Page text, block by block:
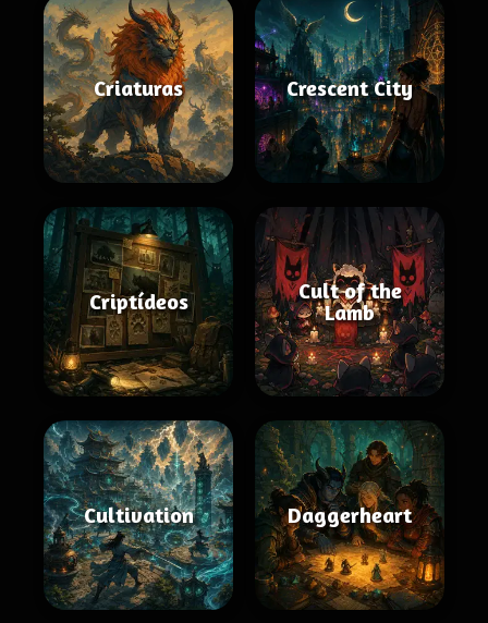
Criaturas Crescent City
Criptídeos
Cult of the
Lamb
Cultivation Daggerheart